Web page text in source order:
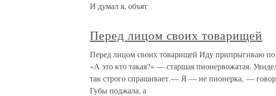
И думал я, объят
Перед лицом своих товарищей
Перед лицом своих товарищей Иду припрыгиваю
«А это кто такая?» — старшая пионервожатая.
так строго спрашивает.— Я — не пионерка, —
Губы поджала, а